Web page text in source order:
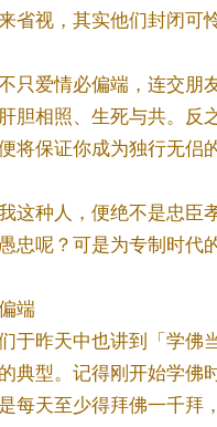
省视，其实他们封闭可
只爱情必偏端，连交朋
胆相照、生死与共。反
将保证你成为独行无侣
这种人，便绝不是忠臣
忠呢？可是为专制时代
端
于昨天中也讲到「学佛
典型。记得刚开始学佛
每天至少得拜佛一千拜